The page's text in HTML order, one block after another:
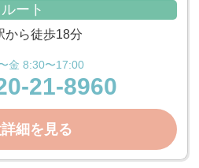
ルート
から徒歩18分
金 8:30〜17:00
21-8960
細を見る